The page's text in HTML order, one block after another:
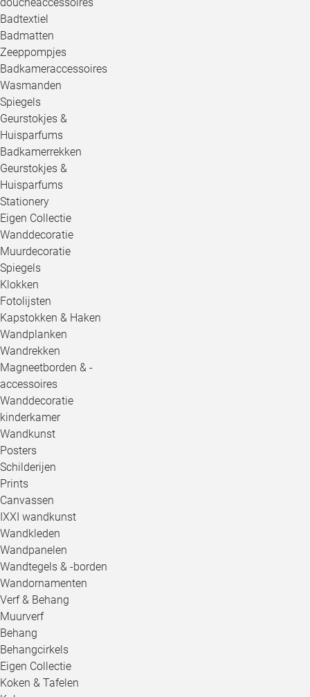
Badtextiel
Badmatten
Zeeppompjes
Badkameraccessoires
Wasmanden
Spiegels
Geurstokjes &
Huisparfums
Badkamerrekken
Geurstokjes &
Huisparfums
Stationery
Eigen Collectie
Wanddecoratie
Muurdecoratie
Spiegels
Klokken
Fotolijsten
Kapstokken & Haken
Wandplanken
Wandrekken
Magneetborden & -
accessoires
Wanddecoratie
kinderkamer
Wandkunst
Posters
Schilderijen
Prints
Canvassen
IXXI wandkunst
Wandkleden
Wandpanelen
Wandtegels & -borden
Wandornamenten
Verf & Behang
Muurverf
Behang
Behangcirkels
Eigen Collectie
Koken & Tafelen